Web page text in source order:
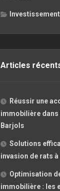
Articles
Réussir une
immobilière dans
Barjols
Solutions
invasion de rats
Optimisation
immobilière : les